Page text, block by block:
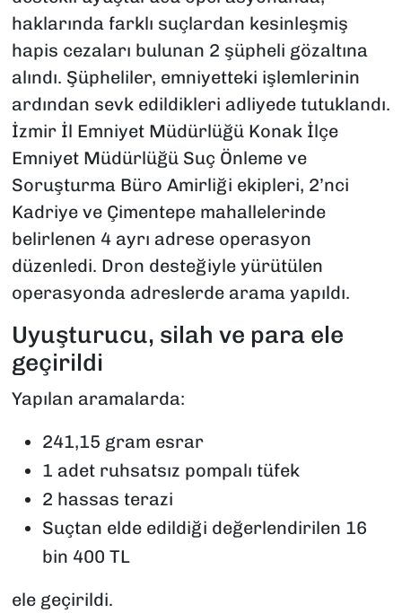
haklarında farklı suçlardan kesinleşmiş
hapis cezaları bulunan 2 şüpheli gözaltına
alındı. Şüpheliler, emniyetteki işlemlerinin
ardından sevk edildikleri adliyede tutuklandı.
İzmir İl Emniyet Müdürlüğü Konak İlçe
Emniyet Müdürlüğü Suç Önleme ve
Soruşturma Büro Amirliği ekipleri, 2’nci
Kadriye ve Çimentepe mahallelerinde
belirlenen 4 ayrı adrese operasyon
düzenledi. Dron desteğiyle yürütülen
operasyonda adreslerde arama yapıldı.
Uyuşturucu, silah ve para ele
geçirildi
Yapılan aramalarda:
241,15 gram esrar
1 adet ruhsatsız pompalı tüfek
2 hassas terazi
Suçtan elde edildiği değerlendirilen 16
bin 400 TL
ele geçirildi.